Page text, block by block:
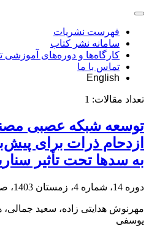
فهرست نشریات
سامانه نشر کتاب
کارگاه‌ها و دوره‌های
تماس با ما
English
تعداد مقالات: 1
توسعه شبکه عصبی
ازدحام ذرات برای
به سدها تحت تأثیر
دوره 14، شماره 4، زمستان 1403، صفحه
مهرنوش هدایتی زاده، سعید
یوسفی